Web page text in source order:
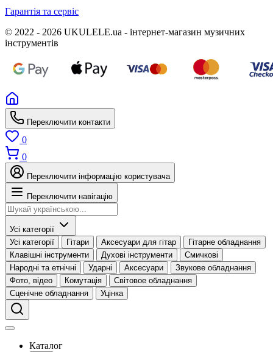
Гарантія та сервіс
© 2022 - 2026 UKULELE.ua - інтернет-магазин музичних
інструментів
Переключити контакти
0
0
Переключити інформацію користувача
Переключити навігацію
Усі категорії
Усі категорії
Гітари Аксесуари для гітар
Гітарне обладнання
Клавішні інструменти
Духові інструменти
Смичкові
Народні та етнічні
Ударні Аксесуари
Звукове обладнання
Фото, відео
Комутація
Світовое обладнання
Сценічне обладнання
Уцінка
Каталог